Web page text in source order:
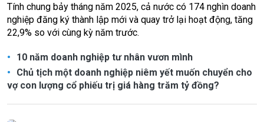
Tính chung bảy tháng năm 2025, cả nước có 174 nghìn doanh
nghiệp đăng ký thành lập mới và quay trở lại hoạt động, tăng
22,9% so với cùng kỳ năm trước.
10 năm doanh nghiệp tư nhân vươn mình
Chủ tịch một doanh nghiệp niêm yết muốn chuyển cho
vợ con lượng cổ phiếu trị giá hàng trăm tỷ đồng?